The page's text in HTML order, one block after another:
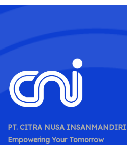
PT. CITRA NUSA INSANMANDIRI
Empowering Your Tomorrow